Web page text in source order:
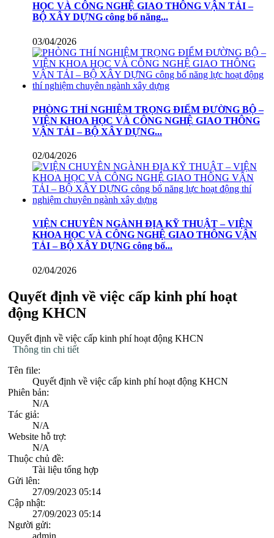
HỌC VÀ CÔNG NGHỆ GIAO THÔNG VẬN TẢI –
BỘ XÂY DỰNG công bố năng...
03/04/2026
PHÒNG THÍ NGHIỆM TRỌNG ĐIỂM ĐƯỜNG BỘ –
VIỆN KHOA HỌC VÀ CÔNG NGHỆ GIAO THÔNG
VẬN TẢI – BỘ XÂY DỰNG...
02/04/2026
VIỆN CHUYÊN NGÀNH ĐỊA KỸ THUẬT – VIỆN
KHOA HỌC VÀ CÔNG NGHỆ GIAO THÔNG VẬN
TẢI – BỘ XÂY DỰNG công bố...
02/04/2026
Quyết định về việc cấp kinh phí hoạt
động KHCN
Quyết định về việc cấp kinh phí hoạt động KHCN
Thông tin chi tiết
Tên file:
Quyết định về việc cấp kinh phí hoạt động KHCN
Phiên bản:
N/A
Tác giả:
N/A
Website hỗ trợ:
N/A
Thuộc chủ đề:
Tài liệu tổng hợp
Gửi lên:
27/09/2023 05:14
Cập nhật:
27/09/2023 05:14
Người gửi: